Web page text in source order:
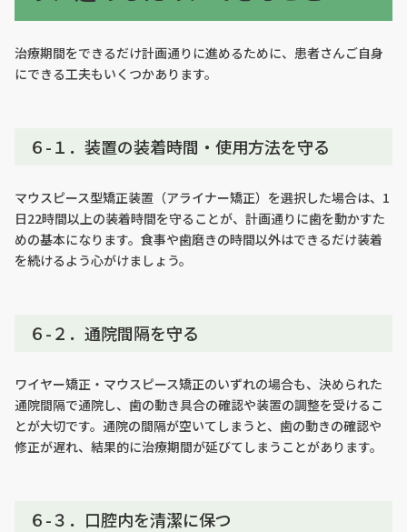
治療期間をできるだけ計画通りに進めるために、患者さんご自身
にできる工夫もいくつかあります。
６-１．装置の装着時間・使用方法を守る
マウスピース型矯正装置（アライナー矯正）を選択した場合は、1
日22時間以上の装着時間を守ることが、計画通りに歯を動かすた
めの基本になります。食事や歯磨きの時間以外はできるだけ装着
を続けるよう心がけましょう。
６-２．通院間隔を守る
ワイヤー矯正・マウスピース矯正のいずれの場合も、決められた
通院間隔で通院し、歯の動き具合の確認や装置の調整を受けるこ
とが大切です。通院の間隔が空いてしまうと、歯の動きの確認や
修正が遅れ、結果的に治療期間が延びてしまうことがあります。
６-３．口腔内を清潔に保つ